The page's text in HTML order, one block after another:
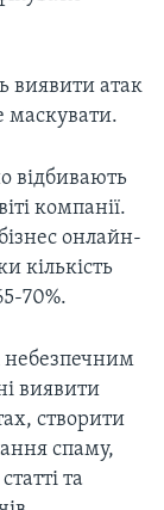
виявити атак
маскувати.
відбивають
компанії.
онлайн-
кількість
70%.
небезпечним
виявити
створити
спаму,
та